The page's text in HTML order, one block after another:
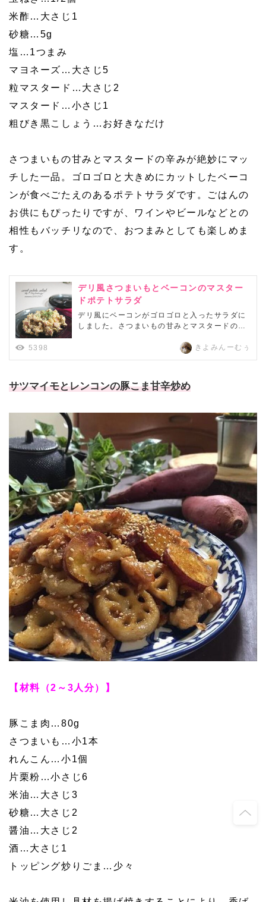
米酢…大さじ1
砂糖…5g
塩…1つまみ
マヨネーズ…大さじ5
粒マスタード…大さじ2
マスタード…小さじ1
粗びき黒こしょう…お好きなだけ
さつまいもの甘みとマスタードの辛みが絶妙にマッ
チした一品。ゴロゴロと大きめにカットしたベーコ
ンが食べごたえのあるポテトサラダです。ごはんの
お供にもぴったりですが、ワインやビールなどとの
相性もバッチリなので、おつまみとしても楽しめま
す。
デリ風さつまいもとベーコンのマスター
ドポテトサラダ
デリ風にベーコンがゴロゴロと入ったサラダに
しました。さつまいもの甘みとマスタードの風
や、おつまみにもぴったりです。
5398 きよみんーむぅ
サツマイモとレンコンの豚こま甘辛炒め
【材料（2～3人分）】
豚こま肉…80g
さつまいも…小1本
れんこん…小1個
片栗粉…小さじ6
米油…大さじ3
砂糖…大さじ2
醤油…大さじ2
酒…大さじ1
トッピング炒りごま…少々